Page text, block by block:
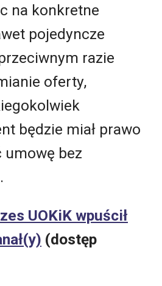
na konkretne
pojedyncze
razie
oferty,
będzie miał prawo
umowę bez
UOKiK wpuścił
(dostęp